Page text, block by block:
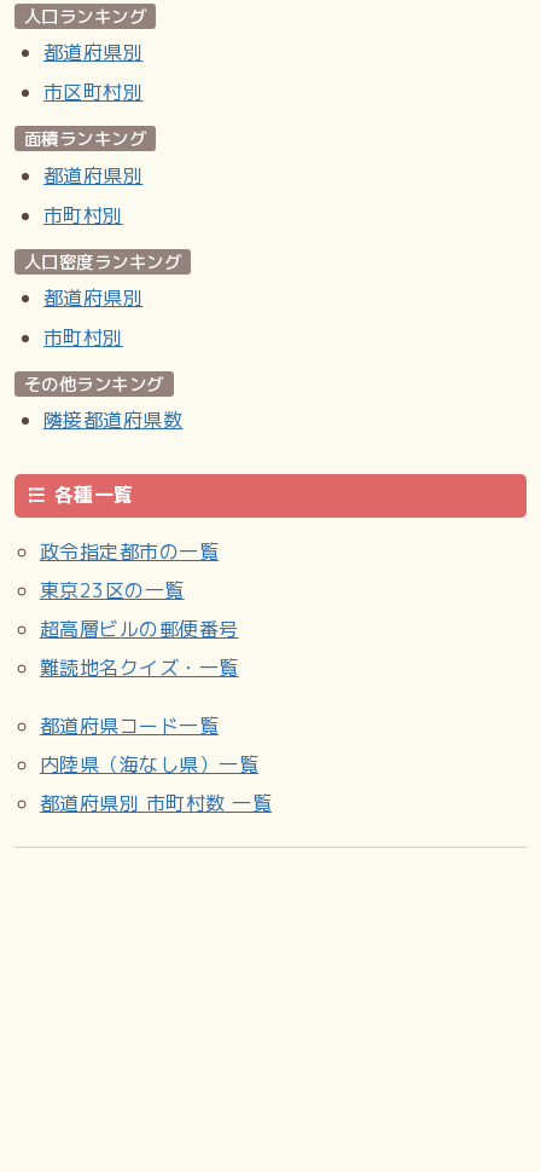
人口ランキング
都道府県別
市区町村別
面積ランキング
都道府県別
市町村別
人口密度ランキング
都道府県別
市町村別
その他ランキング
隣接都道府県数
各種一覧
政令指定都市の一覧
東京23区の一覧
超高層ビルの郵便番号
難読地名クイズ・一覧
都道府県コード一覧
内陸県（海なし県）一覧
都道府県別 市町村数 一覧